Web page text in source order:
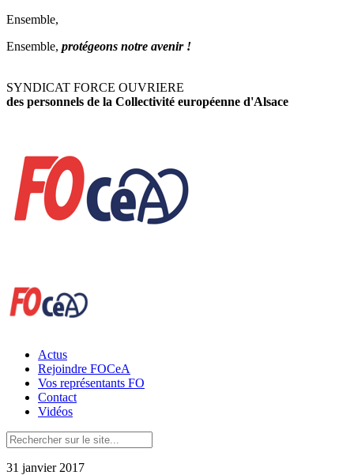
Ensemble,
Ensemble, protégeons notre avenir !
SYNDICAT FORCE OUVRIERE
des personnels de la Collectivité européenne d'Alsace
Actus
Rejoindre FOCeA
Vos représentants FO
Contact
Vidéos
31 janvier 2017